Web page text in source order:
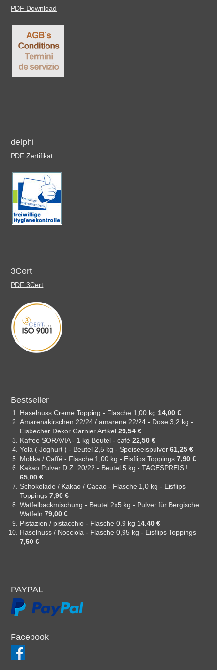
PDF Download
delphi
PDF Zertifikat
3Cert
PDF 3Cert
Bestseller
Haselnuss Creme Topping - Flasche 1,00 kg 14,00 €
Amarenakirschen 22/24 / amarene 22/24 - Dose 3,2 kg -
Eisbecher Dekor Garnier Artikel29,54 €
Kaffee SORAVIA - 1 kg Beutel - café22,50 €
Yola ( Joghurt ) - Beutel 2,5 kg - Speiseeispulver61,25 €
Mokka / Caffé - Flasche 1,00 kg - Eisflips Toppings7,90 €
Kakao Pulver D.Z. 20/22 - Beutel 5 kg - TAGESPREIS !
65,00 €
Schokolade / Kakao / Cacao - Flasche 1,0 kg - Eisflips
Toppings7,90 €
Waffelbackmischung - Beutel 2x5 kg - Pulver für Bergische
Waffeln79,00 €
Pistazien / pistacchio - Flasche 0,9 kg 14,40 €
Haselnuss / Nocciola - Flasche 0,95 kg - Eisflips Toppings
7,50 €
PAYPAL
Facebook